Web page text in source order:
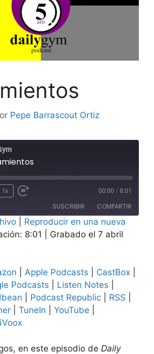
Pepe Barrascout Ortiz
1x
segundos
00:00 / 8:01
SUSCRIBIR COMPARTIR
Apple Podcasts
Podbean
RSS
Stitcher
Reproducir en una nueva
8:01
Grabado el 7 abril
Apple Podcasts CastBox
Podcasts Listen Notes
Podcast Republic RSS
TuneIn YouTube
iVoox
en este episodio de Daily